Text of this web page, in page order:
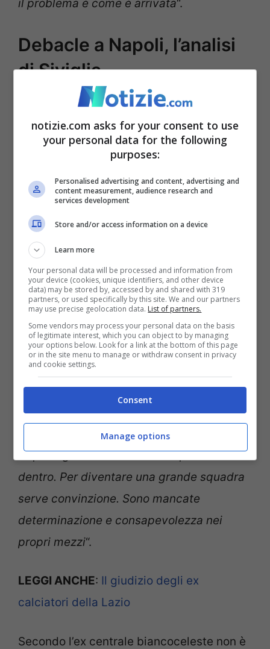
il problema è come è arrivata“.
Debacle a Napoli, l’analisi
di Siviglia
L’allenatore della Lazio, Maurizio Sarri, in conferenza
stampa (YouTube)
LEGGI ANCHE: Tifosi divisi sul futuro di
Sarri
Dopo la partita di ieri laLazioha subito sei
gol nei primi quindi minuti, il peggior dato
dellaSerie A. “Ci possono stare gli
inciampi, ma bisogna guardarsi allo
specchio e capire cosa non sia andato. Il
Napoli ogni tiro che faceva la palla andava
dentro. Per diventare una grande squadra
serve convinzione. Sono mancate
determinazione e consapevolezza nei
propri mezzi“.
LEGGI ANCHE: Il giudizio degli ex
calciatori della Lazio
Secondo l’ex centrale biancoceleste non è
notizie.com asks for your consent to use
your personal data for the following
purposes:
Personalised advertising and content, advertising and
content measurement, audience research and
services development
Store and/or access information on a device
Learn more
Your personal data will be processed and information from
your device (cookies, unique identifiers, and other device
data) may be stored by, accessed by and shared with 319
partners, or used specifically by this site. We and our partners
may use precise geolocation data. List of partners.
Some vendors may process your personal data on the basis
of legitimate interest, which you can object to by managing
your options below. Look for a link at the bottom of this page
or in the site menu to manage or withdraw consent in privacy
and cookie settings.
Consent
Manage options